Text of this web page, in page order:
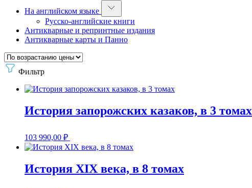
На английском языке
Русско-английские книги
Антикварные и репринтные издания
Антикварные карты и Панно
Фильтр
История запорожских казаков, в 3 томах
103 990,00 ₽
История XIX века, в 8 томах